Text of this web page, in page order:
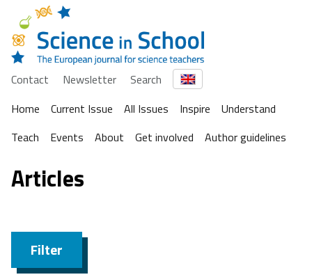
Contact Newsletter
Search
Home
Current Issue All Issues Inspire
Understand
Teach
Events About Get involved Author guidelines
Articles
Filter